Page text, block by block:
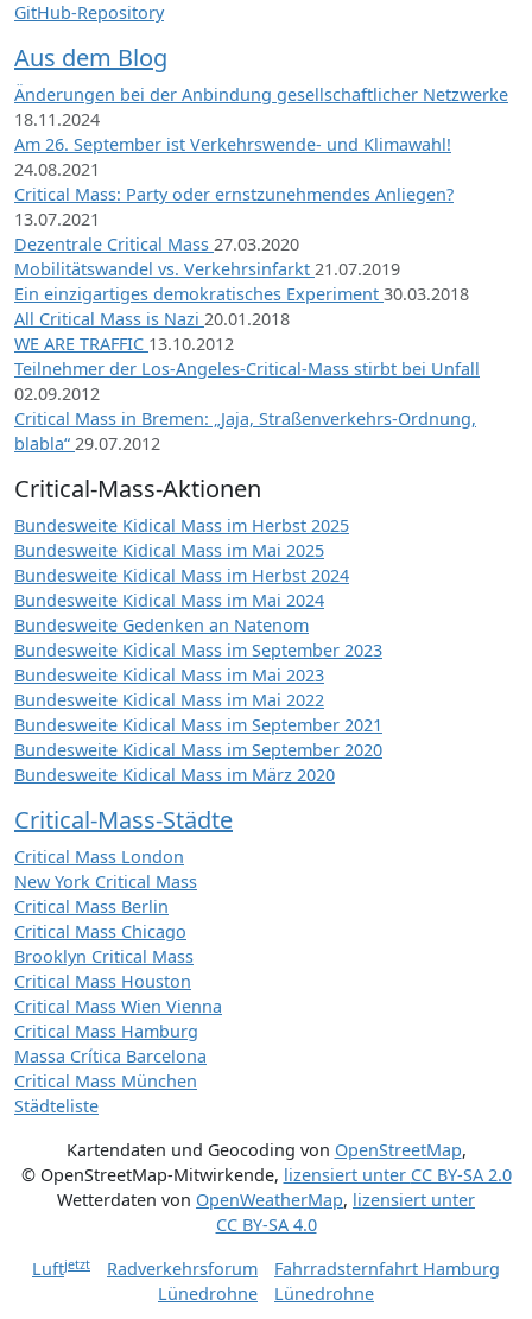
GitHub-Repository
Aus dem Blog
Änderungen bei der Anbindung gesellschaftlicher Netzwerke
18.11.2024
Am 26. September ist Verkehrswende- und Klimawahl!
24.08.2021
Critical Mass: Party oder ernstzunehmendes Anliegen?
13.07.2021
Dezentrale Critical Mass 27.03.2020
Mobilitätswandel vs. Verkehrsinfarkt 21.07.2019
Ein einzigartiges demokratisches Experiment 30.03.2018
All Critical Mass is Nazi 20.01.2018
WE ARE TRAFFIC 13.10.2012
Teilnehmer der Los-Angeles-Critical-Mass stirbt bei Unfall
02.09.2012
Critical Mass in Bremen: „Jaja, Straßenverkehrs-Ordnung,
blabla“ 29.07.2012
Critical-Mass-Aktionen
Bundesweite Kidical Mass im Herbst 2025
Bundesweite Kidical Mass im Mai 2025
Bundesweite Kidical Mass im Herbst 2024
Bundesweite Kidical Mass im Mai 2024
Bundesweite Gedenken an Natenom
Bundesweite Kidical Mass im September 2023
Bundesweite Kidical Mass im Mai 2023
Bundesweite Kidical Mass im Mai 2022
Bundesweite Kidical Mass im September 2021
Bundesweite Kidical Mass im September 2020
Bundesweite Kidical Mass im März 2020
Critical-Mass-Städte
Critical Mass London
New York Critical Mass
Critical Mass Berlin
Critical Mass Chicago
Brooklyn Critical Mass
Critical Mass Houston
Critical Mass Wien Vienna
Critical Mass Hamburg
Massa Crítica Barcelona
Critical Mass München
Städteliste
Kartendaten und Geocoding von OpenStreetMap,
© OpenStreetMap-Mitwirkende, lizensiert unter CC BY-SA 2.0
Wetterdaten von OpenWeatherMap, lizensiert unter
CC BY-SA 4.0
Luftjetzt Radverkehrsforum
Fahrradsternfahrt Hamburg
Lünedrohne
Lünedrohne